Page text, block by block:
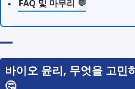
FAQ 및 마무리 💬
바이오 윤리, 무엇을 고민